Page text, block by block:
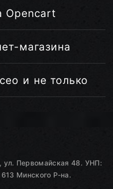
Opencart
магазина
и не только
ул. Первомайская 48. УНП:
Минского Р-на.